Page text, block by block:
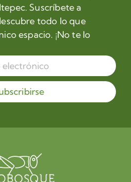
Suscríbete a
todo lo que
espacio. ¡No te lo